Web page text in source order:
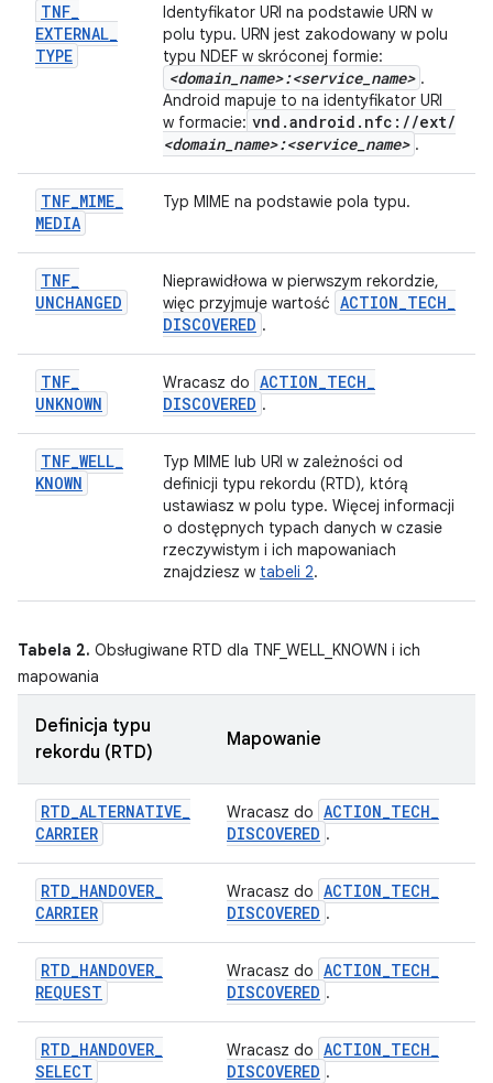
TNF_
EXTERNAL_
TYPE
Identyfikator URI na podstawie URN w
polu typu. URN jest zakodowany w polu
typu NDEF w skróconej formie:
<domain_ name>:<service_ name> .
Android mapuje to na identyfikator URI
w formacie: vnd .android . nfc: //ext/
<domain_ name>:<service_ name> .
TNF_MIME_
MEDIA
Typ MIME na podstawie pola typu.
TNF_
UNCHANGED
Nieprawidłowa w pierwszym rekordzie,
więc przyjmuje wartość ACTION_TECH_
DISCOVERED .
TNF_
UNKNOWN
Wracasz do ACTION_TECH_
DISCOVERED .
TNF_WELL_
KNOWN
Typ MIME lub URI w zależności od
definicji typu rekordu (RTD), którą
ustawiasz w polu type. Więcej informacji
o dostępnych typach danych w czasie
rzeczywistym i ich mapowaniach
znajdziesz w tabeli 2.
Tabela 2. Obsługiwane RTD dla TNF_WELL_KNOWN i ich
mapowania
Definicja typu
rekordu (RTD)
Mapowanie
RTD_ALTERNATIVE_
CARRIER
Wracasz do ACTION_TECH_
DISCOVERED .
RTD_HANDOVER_
CARRIER
Wracasz do ACTION_TECH_
DISCOVERED .
RTD_HANDOVER_
REQUEST
Wracasz do ACTION_TECH_
DISCOVERED .
RTD_HANDOVER_
SELECT
Wracasz do ACTION_TECH_
DISCOVERED .